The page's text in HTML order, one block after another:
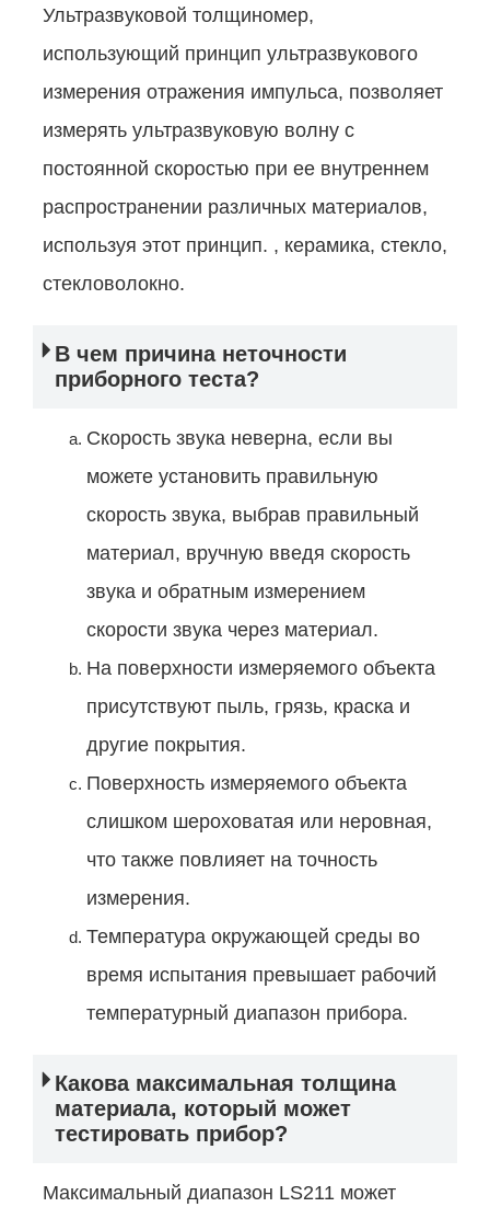
Ультразвуковой толщиномер,
использующий принцип ультразвукового
измерения отражения импульса, позволяет
измерять ультразвуковую волну с
постоянной скоростью при ее внутреннем
распространении различных материалов,
используя этот принцип. , керамика, стекло,
стекловолокно.
В чем причина неточности
приборного теста?
Скорость звука неверна, если вы
можете установить правильную
скорость звука, выбрав правильный
материал, вручную введя скорость
звука и обратным измерением
скорости звука через материал.
На поверхности измеряемого объекта
присутствуют пыль, грязь, краска и
другие покрытия.
Поверхность измеряемого объекта
слишком шероховатая или неровная,
что также повлияет на точность
измерения.
Температура окружающей среды во
время испытания превышает рабочий
температурный диапазон прибора.
Какова максимальная толщина
материала, который может
тестировать прибор?
Максимальный диапазон LS211 может